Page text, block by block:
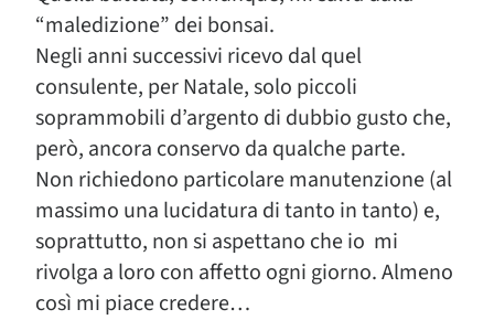
“maledizione” dei bonsai.
Negli anni successivi ricevo dal quel
consulente, per Natale, solo piccoli
soprammobili d’argento di dubbio gusto che,
però, ancora conservo da qualche parte.
Non richiedono particolare manutenzione (al
massimo una lucidatura di tanto in tanto) e,
soprattutto, non si aspettano che io mi
rivolga a loro con affetto ogni giorno. Almeno
così mi piace credere…